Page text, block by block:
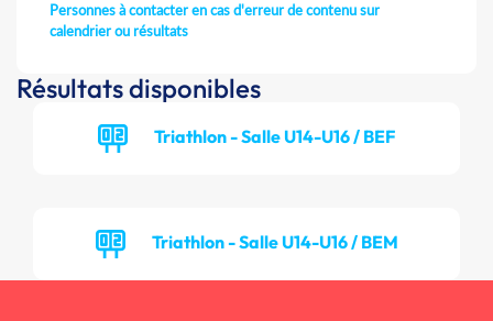
Personnes à contacter en cas d'erreur de contenu sur
calendrier ou résultats
Résultats disponibles
Triathlon - Salle U14-U16 / BEF
Triathlon - Salle U14-U16 / BEM